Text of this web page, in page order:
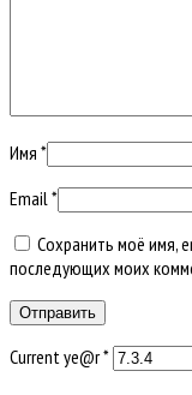
Имя *
Email*
Сохранить моё имя,
последующих моих
Current ye@r*